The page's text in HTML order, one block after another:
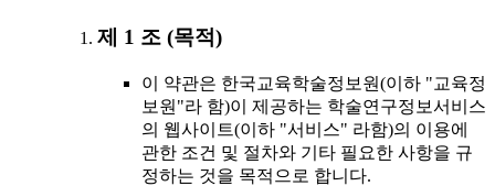
제 1 조 (목적)
이 약관은 한국교육학술정보원(이하 "교육정
보원"라 함)이 제공하는 학술연구정보서비스
의 웹사이트(이하 "서비스" 라함)의 이용에
관한 조건 및 절차와 기타 필요한 사항을 규
정하는 것을 목적으로 합니다.